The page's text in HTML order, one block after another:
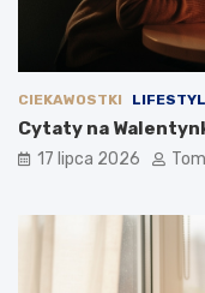
CIEKAWOSTKI
Cytaty na
17 lipca 2026